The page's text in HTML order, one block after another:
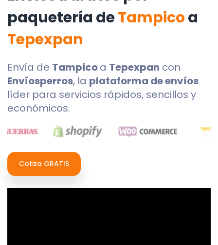
paquetería deTampicoa
Tepexpan
Envía de Tampicoa Tepexpan con
Envíosperros, la plataforma de envíos
líder para servicios rápidos, sencillos y
económicos.
Cotiza GRATIS